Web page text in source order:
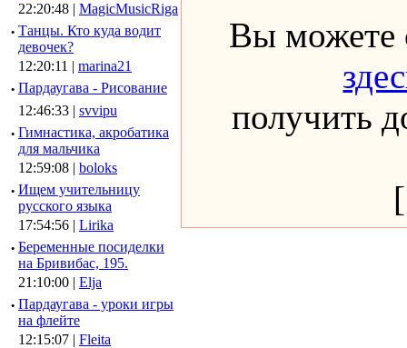
22:20:48 | MagicMusicRiga
· Танцы. Кто куда водит
девочек?
12:20:11 | marina21
· Пардаугава - Рисование
12:46:33 | svvipu
· Гимнастика, акробатика
для мальчика
12:59:08 | boloks
· Ищем учительницу
русского языка
17:54:56 | Lirika
· Беременные посиделки
на Бривибас, 195.
21:10:00 | Elja
· Пардаугава - уроки игры
на флейте
12:15:07 | Fleita
Вы можете
получить